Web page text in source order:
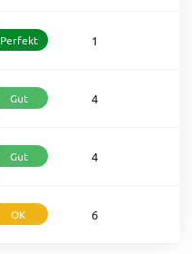
Perfekt 1
Gut 4
Gut 4
OK 6